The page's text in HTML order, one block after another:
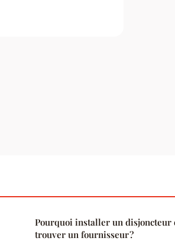
Pourquoi installer un disjoncteur
trouver un fournisseur ?